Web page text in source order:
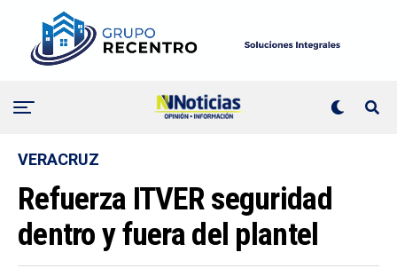
VERACRUZ
Refuerza ITVER seguridad
dentro y fuera del plantel